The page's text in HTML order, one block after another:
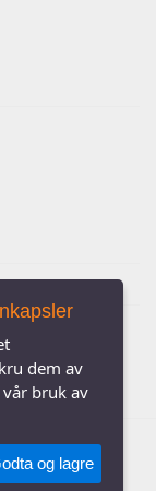
dem av
bruk av
og lagre